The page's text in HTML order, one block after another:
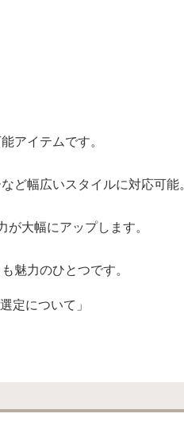
アイテムです。
ど幅広いスタイルに対応可能。
大幅にアップします。
魅力のひとつです。
定について」